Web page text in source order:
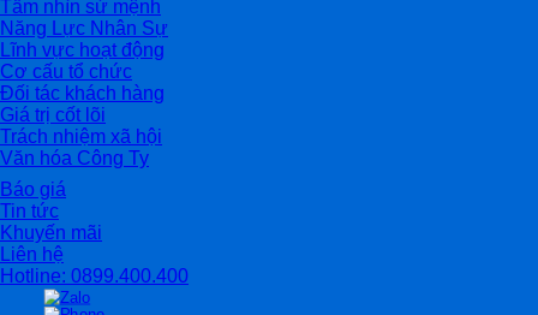
Tầm nhìn sứ mệnh
Năng Lực Nhân Sự
Lĩnh vực hoạt động
Cơ cấu tổ chức
Đối tác khách hàng
Giá trị cốt lõi
Trách nhiệm xã hội
Văn hóa Công Ty
Báo giá
Tin tức
Khuyến mãi
Liên hệ
Hotline: 0899.400.400